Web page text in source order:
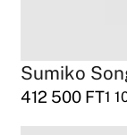
Sumiko
412 500 FT1